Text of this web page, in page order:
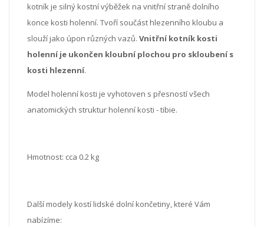
kotník je silný kostní výběžek na vnitřní straně dolního
konce kosti holenní. Tvoří součást hlezenního kloubu a
slouží jako úpon různých vazů. Vnitřní kotník kosti
holenní je ukončen kloubní plochou pro skloubení s
kosti hlezenní.
Model holenní kosti je vyhotoven s přesností všech
anatomických struktur holenní kosti - tibie.
Hmotnost: cca 0.2 kg
Další modely kostí lidské dolní končetiny, které Vám
nabízíme: